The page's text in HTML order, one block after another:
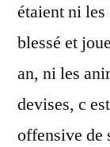
étaient ni
blessé et
an, ni les
devises, c
offensive de